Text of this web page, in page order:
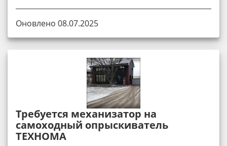
Оновлено 08.07.2025
Требуется механизатор на
самоходный опрыскиватель
ТЕХНОМА